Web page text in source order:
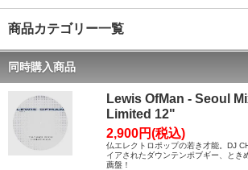
商品カテゴリー一覧
同時購入商品
Lewis OfMan - Seoul
Limited 12"
2,900円(税込)
仏エレクトロポップの若き才能。DJ
イアされたダウンテンポブギー、とき
薦盤！